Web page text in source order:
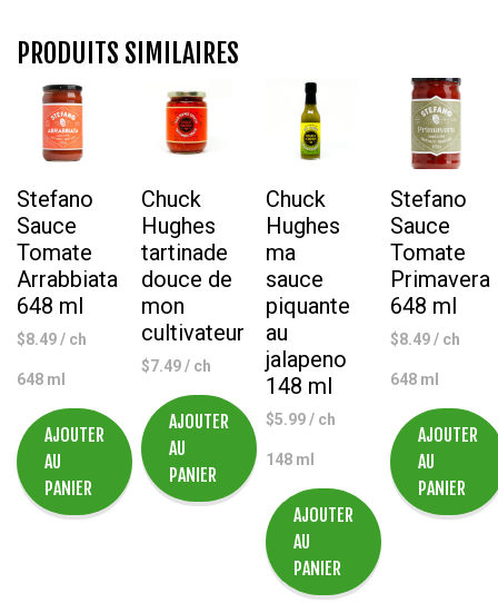
raclette
Bourguignonne,
Canton
180
PRODUITS SIMILAIRES
Stefano
Sauce
Tomate
Arrabbiata
648 ml
$8.49/ ch
648 ml
AJOUTER
AU
PANIER
Chuck
Hughes
tartinade
douce de
mon
cultivateur
$7.49/ ch
AJOUTER
AU
PANIER
Chuck
Hughes
ma
sauce
piquante
au
jalapeno
148 ml
$5.99/ ch
148 ml
AJOUTER
AU
PANIER
Stefano
Sauce
Tomate
Primavera
648 ml
$8.49/ ch
648 ml
AJOUTER
AU
PANIER